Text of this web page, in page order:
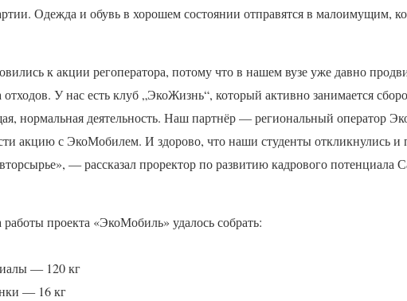
Одежда и обувь в хорошем состоянии отправятся в малоимущим,
к акции регоператора, потому что в нашем вузе уже давно
отходов. У нас есть клуб „ЭкоЖизнь“, который активно занимается
нормальная деятельность. Наш партнёр — региональный оператор
акцию с ЭкоМобилем. И здорово, что наши студенты откликнулись и
— рассказал проректор по развитию кадрового
работы проекта «ЭкоМобиль» удалось собрать:
— 120 кг
— 16 кг